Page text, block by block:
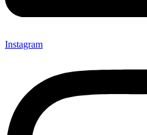
Instagram